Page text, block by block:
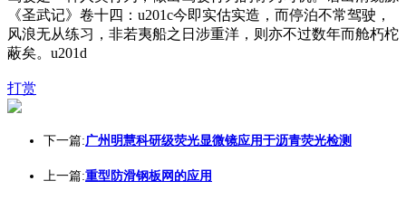
《圣武记》卷十四：u201c今即实估实造，而停泊不常驾驶，
风浪无从练习，非若夷船之日涉重洋，则亦不过数年而舱朽柁
蔽矣。u201d
打赏
下一篇:广州明慧科研级荧光显微镜应用于沥青荧光检测
上一篇:重型防滑钢板网的应用